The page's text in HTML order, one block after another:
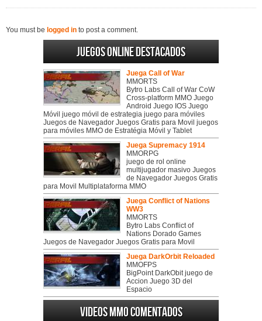
You must be logged in to post a comment.
Juegos online destacados
Juega Call of War
MMORTS
Bytro Labs Call of War CoW
Cross-platform MMO Juego
Android Juego IOS Juego
Móvil juego móvil de estrategia juego para móviles
Juegos de Navegador Juegos Gratis para Movil juegos
para móviles MMO de Estratégia Móvil y Tablet
Juega Supremacy 1914
MMORPG
juego de rol online
multijugador masivo Juegos
de Navegador Juegos Gratis
para Movil Multiplataforma MMO
Juega Conflict of Nations
WW3
MMORTS
Bytro Labs Conflict of
Nations Dorado Games
Juegos de Navegador Juegos Gratis para Movil
Juega DarkOrbit Reloaded
MMOFPS
BigPoint DarkObit juego de
Accion Juego 3D del
Espacio
Videos MMO Comentados